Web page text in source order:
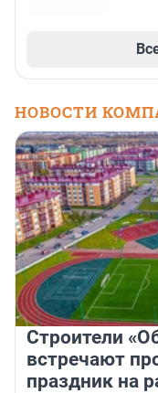
НОВОСТИ
Строители
встречают
праздник на